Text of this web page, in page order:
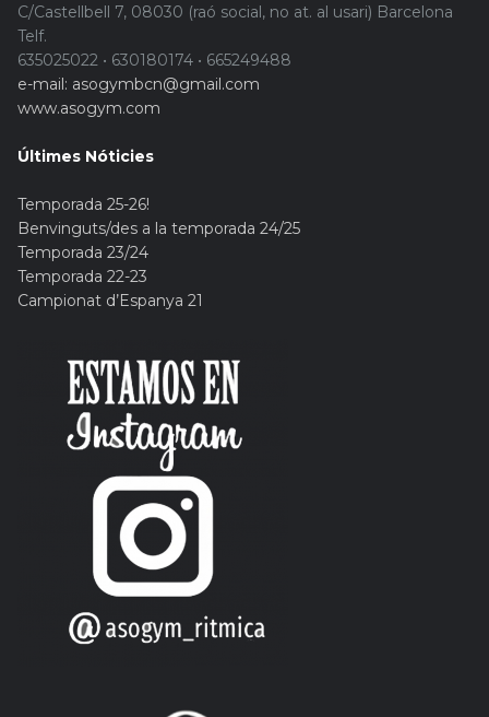
C/Castellbell 7, 08030 (raó social, no at. al usari) Barcelona
Telf.
635025022 • 630180174 • 665249488
e-mail: asogymbcn@gmail.com
www.asogym.com
Últimes Nóticies
Temporada 25-26!
Benvinguts/des a la temporada 24/25
Temporada 23/24
Temporada 22-23
Campionat d’Espanya 21